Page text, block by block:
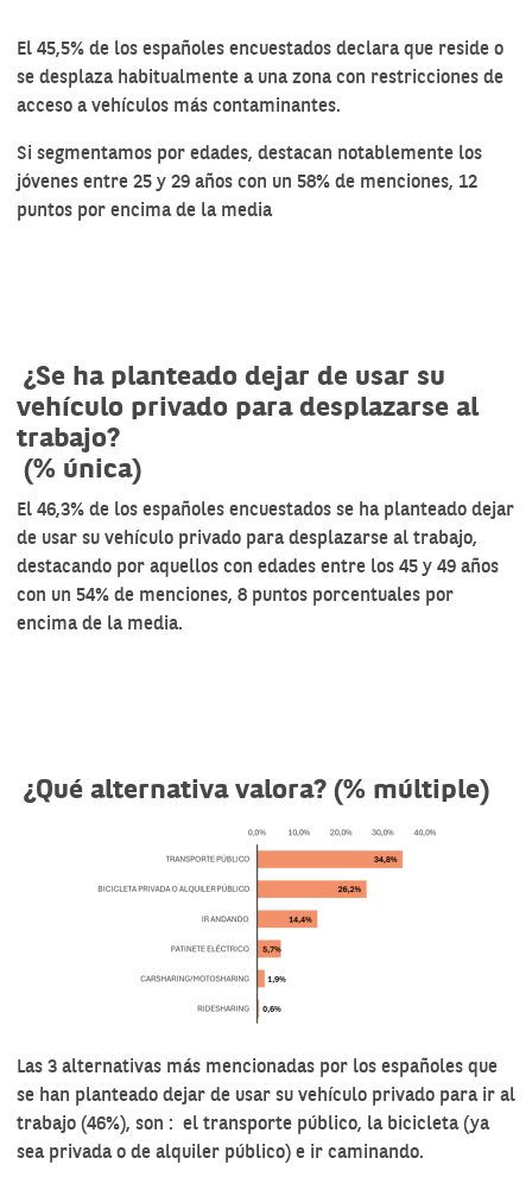
El 45,5% de los españoles encuestados declara que reside o
se desplaza habitualmente a una zona con restricciones de
acceso a vehículos más contaminantes.
Si segmentamos por edades, destacan notablemente los
jóvenes entre 25 y 29 años con un 58% de menciones, 12
puntos por encima de la media
¿Se ha planteado dejar de usar su
vehículo privado para desplazarse al
trabajo?
(% única)
El 46,3% de los españoles encuestados se ha planteado dejar
de usar su vehículo privado para desplazarse al trabajo,
destacando por aquellos con edades entre los 45 y 49 años
con un 54% de menciones, 8 puntos porcentuales por
encima de la media.
¿Qué alternativa valora? (% múltiple)
Las 3 alternativas más mencionadas por los españoles que
se han planteado dejar de usar su vehículo privado para ir al
trabajo (46%), son : el transporte público, la bicicleta (ya
sea privada o de alquiler público) e ir caminando.